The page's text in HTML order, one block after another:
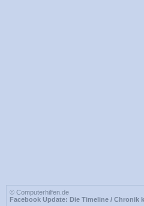
© Computerhilfen.de
Facebook Update: Die Timeline / Chronik